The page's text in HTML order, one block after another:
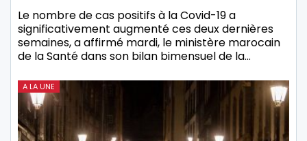
Le nombre de cas positifs à la Covid-19 a
significativement augmenté ces deux dernières
semaines, a affirmé mardi, le ministère marocain
de la Santé dans son bilan bimensuel de la…
A LA UNE